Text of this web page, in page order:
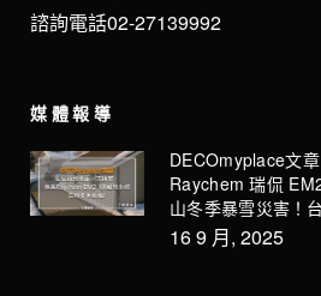
諮詢電話02-27139992
媒體報導
DECOmyplace文
Raychem 瑞侃
山冬季暴雪災害！
16 9 月, 2025